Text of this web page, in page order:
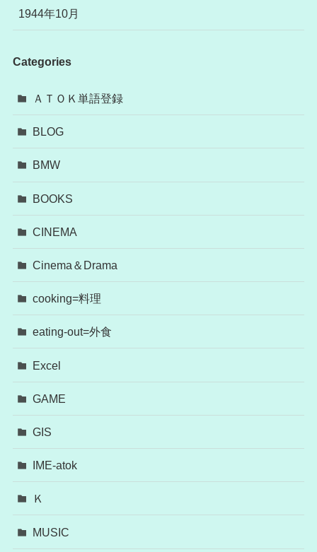
1944年10月
Categories
ＡＴＯＫ単語登録
BLOG
BMW
BOOKS
CINEMA
Cinema＆Drama
cooking=料理
eating-out=外食
Excel
GAME
GIS
IME-atok
Ｋ
MUSIC